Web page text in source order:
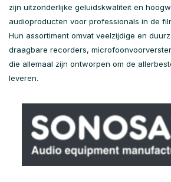
zijn uitzonderlijke geluidskwaliteit en
audioproducten voor professionals in de
Hun assortiment omvat veelzijdige en
draagbare recorders,
die allemaal zijn ontworpen om de
leveren.